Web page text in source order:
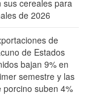
sus cereales para
de 2026
de
de Estados
bajan 9% en
semestre y las
porcino suben 4%